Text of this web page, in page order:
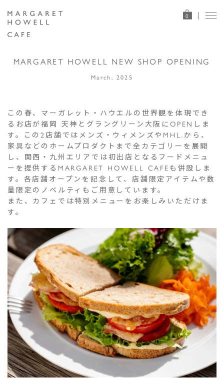
0
MARGARET HOWELL NEW SHOP OPENING
March, 2025
この春、マーガレット・ハウエルの世界観を体現でき
るお店が福岡 天神とグラングリーン大阪にOPENしま
す。この2店舗ではメンズ・ウィメンズやMHL.から、
家具などのホームプロダクトまで全カテゴリーを展開
し、関西・九州エリアでは初出店となるフードメニュ
ーを提供するMARGARET HOWELL CAFEも併設しま
す。各店舗オープンを記念して、店舗限定アイテムや数
量限定のノベルティもご用意しています。
また、カフェでは特別メニューをお楽しみいただけま
す。